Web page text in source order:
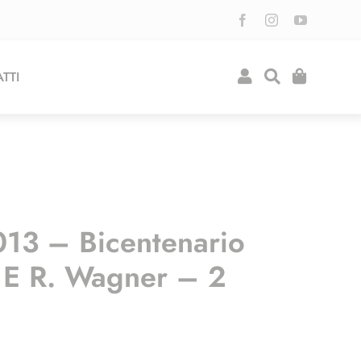
– Bicentenario
R. Wagner – 2